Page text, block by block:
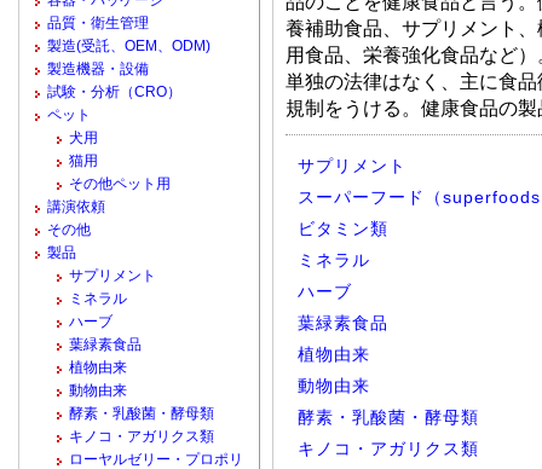
養補助食品、サプリメント
用食品、栄養強化食品など
単独の法律はなく、主に食
規制をうける。健康食品の
サプリメント
スーパーフード（
ビタミン類
ミネラル
ハーブ
葉緑素食品
植物由来
動物由来
酵素・乳酸菌・酵母類
キノコ・アガリクス類
品質・衛生管理
製造(受託、OEM、ODM)
製造機器・設備
試験・分析（CRO）
ペット
犬用
猫用
その他ペット用
講演依頼
その他
製品
サプリメント
ミネラル
ハーブ
葉緑素食品
植物由来
動物由来
酵素・乳酸菌・酵母類
キノコ・アガリクス類
ローヤルゼリー・プロポリ